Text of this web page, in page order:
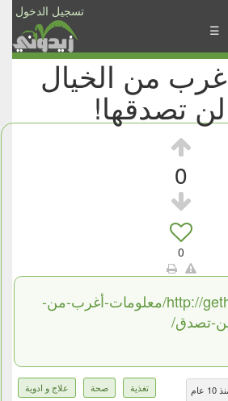
تسجيل الدخول
الأخبار
الأسئلة
والمشاركات
☰
من الخيال
تصدقها!
0
0
http://gethealthycairo.com/معلومات-أغرب-من-
تصدق/
تغذية صحة علاج و ادوية